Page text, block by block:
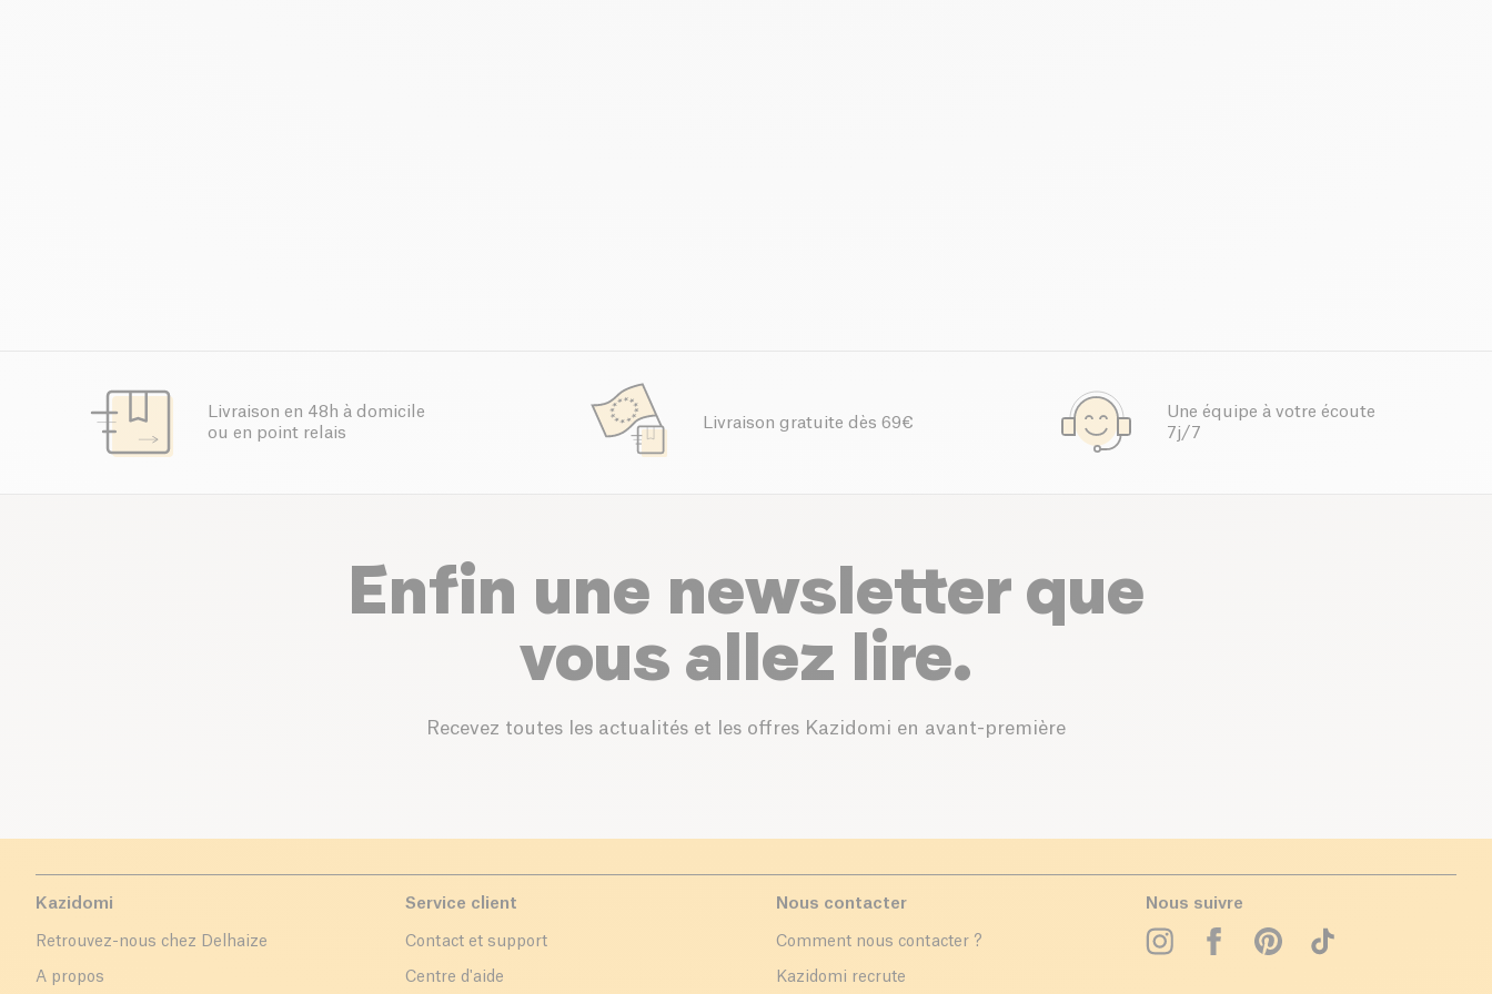
Livraison en 48h à domicile
ou en point relais
Livraison gratuite dès 69€
Une équipe à votre écoute
7j/7
Enfin une newsletter que
vous allez lire.
Recevez toutes les actualités et les offres Kazidomi en avant-première
Kazidomi
Retrouvez-nous chez Delhaize
A propos
Service client
Contact et support
Centre d'aide
Nous contacter
Comment nous contacter ?
Kazidomi recrute
Nous suivre